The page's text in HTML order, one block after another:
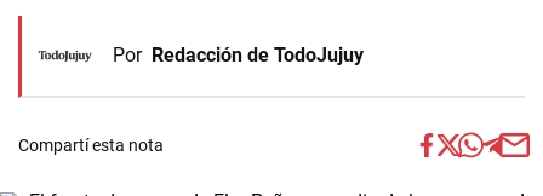
Por Redacción de TodoJujuy
Compartí esta nota